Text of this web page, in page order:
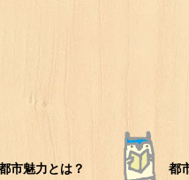
市魅力とは？ 都